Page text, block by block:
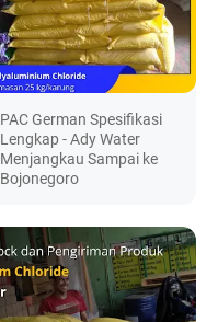
PAC German Spesifikasi
Lengkap - Ady Water
Menjangkau Sampai ke
Bojonegoro